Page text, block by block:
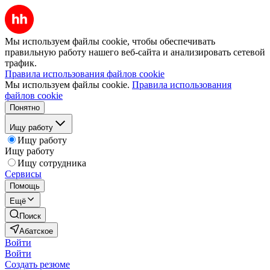
Мы используем файлы cookie, чтобы обеспечивать
правильную работу нашего веб-сайта и анализировать сетевой
трафик.
Правила использования файлов cookie
Мы используем файлы cookie. Правила использования
файлов cookie
Понятно
Ищу работу
Ищу работу
Ищу работу
Ищу сотрудника
Сервисы
Помощь
Ещё
Поиск
Абатское
Войти
Войти
Создать резюме